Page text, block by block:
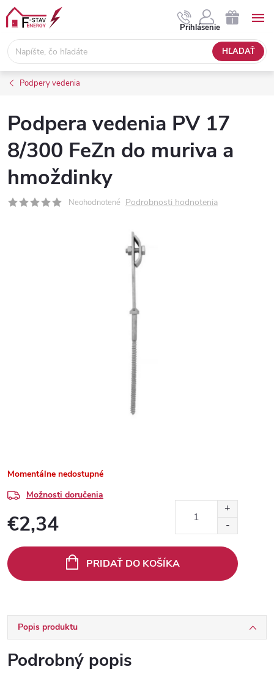
Prejsť
obsah
HĽADAŤ
Prihlásenie
NÁKUPNÝ
KOŠÍK
Podpery vedenia
Podpera vedenia PV 17
8/300 FeZn do muriva a
hmoždinky
Neohodnotené Podrobnosti hodnotenia
Momentálne nedostupné
Možnosti doručenia
€2,34
cena:
PRIDAŤ DO KOŠÍKA
Popis produktu
Podrobný popis